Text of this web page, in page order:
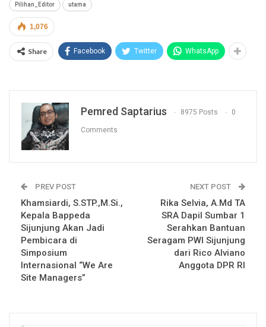
Pilihan_Editor utama
1,076
Share Facebook Twitter WhatsApp
Pemred Saptarius 8975 Posts 0
Comments
PREV POST
Khamsiardi, S.STP.,M.Si.,
Kepala Bappeda
Sijunjung Akan Jadi
Pembicara di
Simposium
Internasional “We Are
Site Managers”
NEXT POST
Rika Selvia, A.Md TA
SRA Dapil Sumbar 1
Serahkan Bantuan
Seragam PWI Sijunjung
dari Rico Alviano
Anggota DPR RI